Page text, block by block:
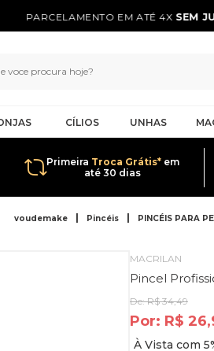
PARCELAMENTO EM ATÉ 4XSEM
CÍLIOS UNHAS
Primeira Troca Grátis*em
até 30 dias
voudemake Pincéis PINCÉIS PARA
MACRILAN
Pincel
De:R$ 34,49
Por: R$